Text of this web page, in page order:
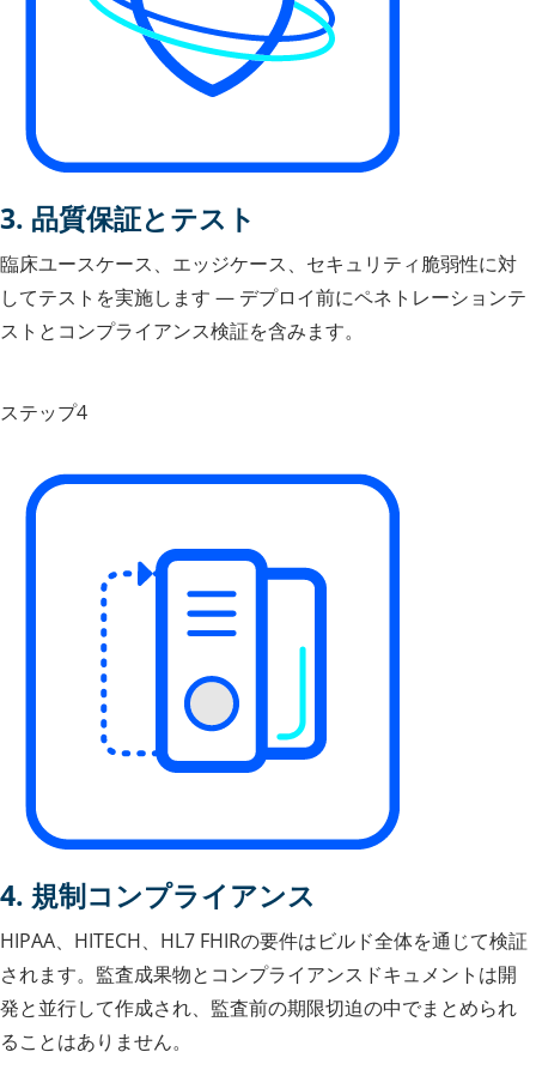
3. 品質保証とテスト
臨床ユースケース、エッジケース、セキュリティ脆弱性に対
してテストを実施します — デプロイ前にペネトレーションテ
ストとコンプライアンス検証を含みます。
ステップ4
4. 規制コンプライアンス
HIPAA、HITECH、HL7 FHIRの要件はビルド全体を通じて検証
されます。監査成果物とコンプライアンスドキュメントは開
発と並行して作成され、監査前の期限切迫の中でまとめられ
ることはありません。